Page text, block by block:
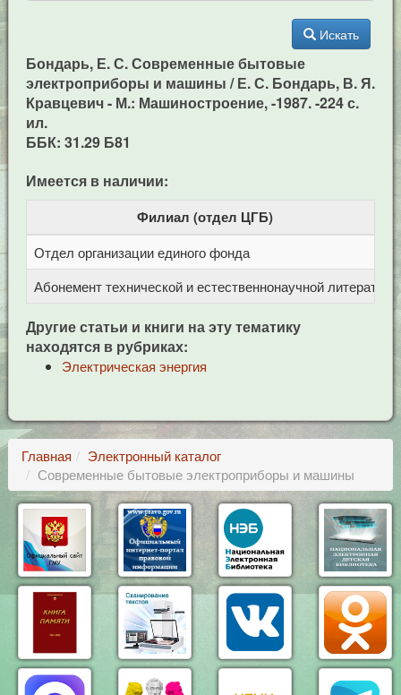
Искать
Бондарь, Е. С. Современные бытовые
электроприборы и машины / Е. С. Бондарь, В. Я.
Кравцевич - М.: Машиностроение, -1987. -224 с.
ил.
ББК: 31.29 Б81
Имеется в наличии:
Филиал (отдел ЦГБ)
Отдел организации единого фонда
Абонемент технической и естественнонаучной литерат
Другие статьи и книги на эту тематику
находятся в рубриках:
Электрическая энергия
Главная
Электронный каталог
Современные бытовые электроприборы и машины